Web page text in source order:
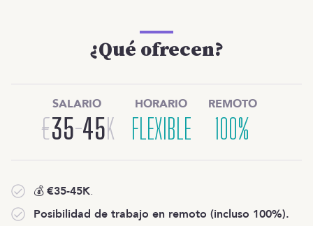
¿Qué ofrecen?
SALARIO
€35-45K
HORARIO
FLEXIBLE
REMOTO
100%
💰€35-45K.
Posibilidad de trabajo en remoto (incluso 100%).